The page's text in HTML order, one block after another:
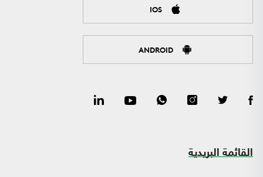
IOS
ANDROID
القائمة البريدية